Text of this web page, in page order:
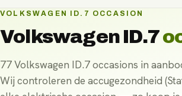
VOLKSWAGEN ID.7 OCCASION
Volkswagen ID.7
77 Volkswagen ID.7 occasions in
Wij controleren de accugezondheid